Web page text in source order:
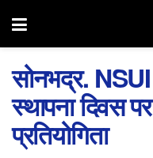
सोनभद्र.
स्थापना दिवस
प्रतियोगिता